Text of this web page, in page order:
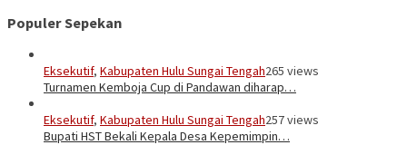
Populer Sepekan
Eksekutif, Kabupaten Hulu Sungai Tengah265 views
Turnamen Kemboja Cup di Pandawan diharap…
Eksekutif, Kabupaten Hulu Sungai Tengah257 views
Bupati HST Bekali Kepala Desa Kepemimpin…